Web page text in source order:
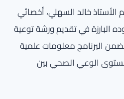
الأستاذ خالد السهلي، أخصائي
البارزة في تقديم ورشة توعية
البرنامج معلومات علمية
الوعي الصحي بين